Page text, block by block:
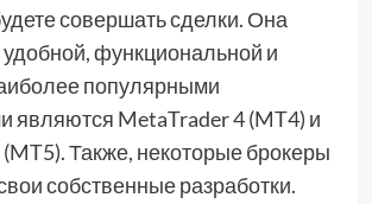
совершать сделки. Она
функциональной и
популярными
являются MetaTrader 4 (MT4) и
Также, некоторые брокеры
собственные разработки.